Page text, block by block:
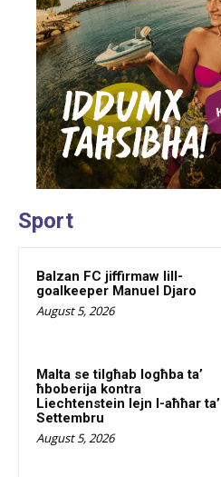
Sport
Balzan FC jiffirmaw lill-
goalkeeper Manuel Djaro
August 5, 2026
Malta se tilgħab logħba ta’
ħboberija kontra
Liechtenstein lejn l-aħħar ta’
Settembru
August 5, 2026